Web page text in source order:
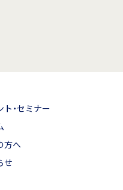
ト・セミナー
方へ
せ